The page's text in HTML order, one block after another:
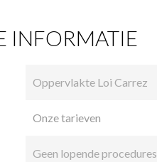
INFORMATIE
Oppervlakte Loi Carrez
Onze tarieven
Geen lopende procedures